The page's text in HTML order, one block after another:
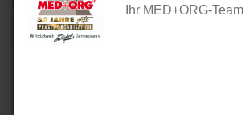
Ihr MED+ORG-Team